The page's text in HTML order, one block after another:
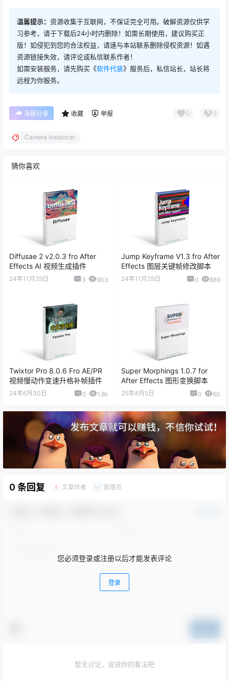
温馨提示： 资源收集于互联网，不保证完全可用。破解资源仅供学
习参考，请于下载后24小时内删除！如需长期使用，建议购买正
版！如侵犯到您的合法权益，请速与本站联系删除侵权资源！如遇
资源链接失效，请评论或私信联系作者！
如需安装服务，请先购买《软件代装》服务后，私信站长，站长将
远程为你服务。
海报分享 收藏 举报 0 0
Camera Instancer
猜你喜欢
Diffusae 2 v2.0.3 fro After
Effects AI 视频生成插件
24年11月29日 3 903
Jump Keyframe V1.3 fro After
Effects 图层关键帧修改脚本
24年11月29日 0 889
Twixtor Pro 8.0.6 Fro AE/PR
视频慢动作变速升格补帧插件
24年6月30日 0 1.8k
Super Morphings 1.0.7 for
After Effects 图形变换脚本
25年4月5日 0 60
0 条回复 A 文章作者 M 管理员
您必须登录或注册以后才能发表评论
登录
暂无讨论，说说你的看法吧